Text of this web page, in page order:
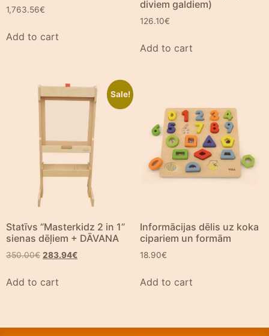
1,763.56€
Add to cart
diviem galdiem)
126.10€
Add to cart
Sale!
Statīvs “Masterkidz 2 in 1”
sienas dēļiem + DĀVANA
350.00€ 283.94€
Add to cart
Informācijas dēlis uz koka
cipariem un formām
18.90€
Add to cart